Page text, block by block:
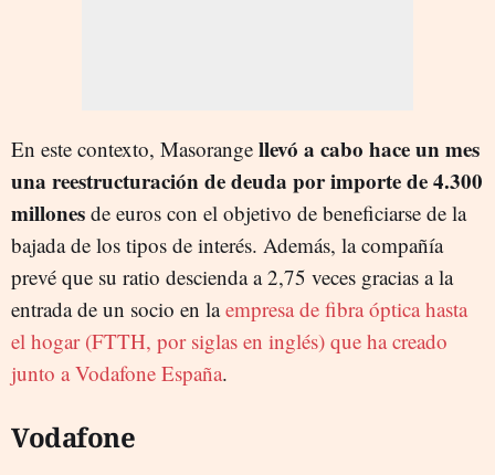
En este contexto, Masorange llevó a cabo hace un mes
una reestructuración de deuda por importe de 4.300
millones de euros con el objetivo de beneficiarse de la
bajada de los tipos de interés. Además, la compañía
prevé que su ratio descienda a 2,75 veces gracias a la
entrada de un socio en laempresa de fibra óptica hasta
el hogar (FTTH, por siglas en inglés) que ha creado
junto a Vodafone España.
Vodafone